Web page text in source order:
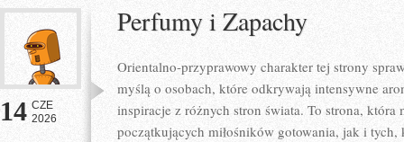
14 CZE
2026
Perfumy i Zapachy
Orientalno-przyprawowy charakter tej strony
myślą o osobach, które odkrywają intensywne
inspiracje z różnych stron świata. To strona, która
początkujących miłośników gotowania, jak i